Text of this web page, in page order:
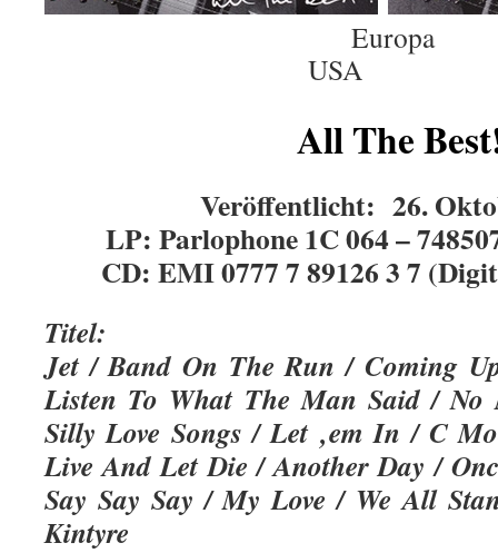
USA
All The
Veröffentlicht: 26.
LP: Parlophone 1C 064 –
CD: EMI 0777 7 89126 3 7
Titel:
Jet / Band On The Run / Coming
Listen To What The Man Said /
Silly Love Songs / Let ‚em In / C
Live And Let Die / Another Day /
Say Say Say / My Love / We All
Kintyre